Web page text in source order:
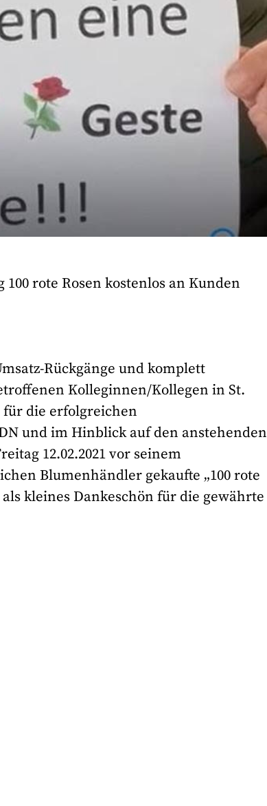
rote Rosen kostenlos an Kunden
Rückgänge und komplett
Kolleginnen/Kollegen in St.
für die erfolgreichen
und im Hinblick auf den anstehenden
12.02.2021 vor seinem
Blumenhändler gekaufte „100 rote
kleines Dankeschön für die gewährte